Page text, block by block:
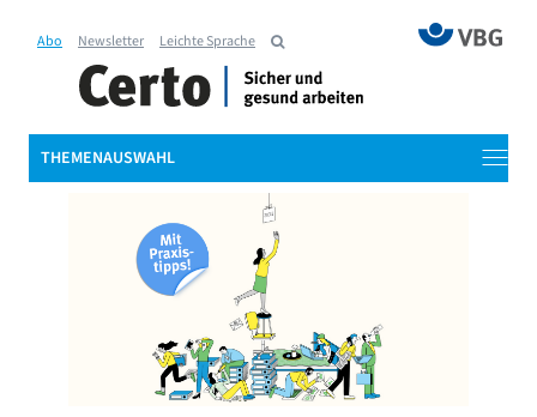
Abo Newsletter Leichte Sprache
THEMENAUSWAHL